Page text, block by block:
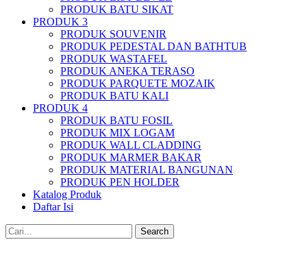
PRODUK BATU SIKAT
PRODUK 3
PRODUK SOUVENIR
PRODUK PEDESTAL DAN BATHTUB
PRODUK WASTAFEL
PRODUK ANEKA TERASO
PRODUK PARQUETE MOZAIK
PRODUK BATU KALI
PRODUK 4
PRODUK BATU FOSIL
PRODUK MIX LOGAM
PRODUK WALL CLADDING
PRODUK MARMER BAKAR
PRODUK MATERIAL BANGUNAN
PRODUK PEN HOLDER
Katalog Produk
Daftar Isi
Search